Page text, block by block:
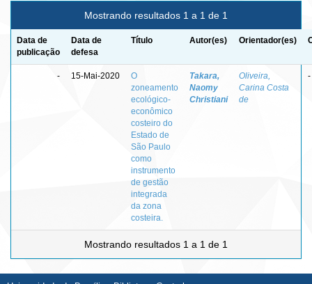
Mostrando resultados 1 a 1 de 1
Data de
publicação
Data de
defesa
Título Autor(es) Orientador(es)
- 15-Mai-2020
O
zoneamento
ecológico-
econômico
costeiro do
Estado de
São Paulo
como
instrumento
de gestão
integrada
da zona
costeira.
Takara,
Naomy
Christiani
Oliveira,
Carina Costa
de
-
Mostrando resultados 1 a 1 de 1